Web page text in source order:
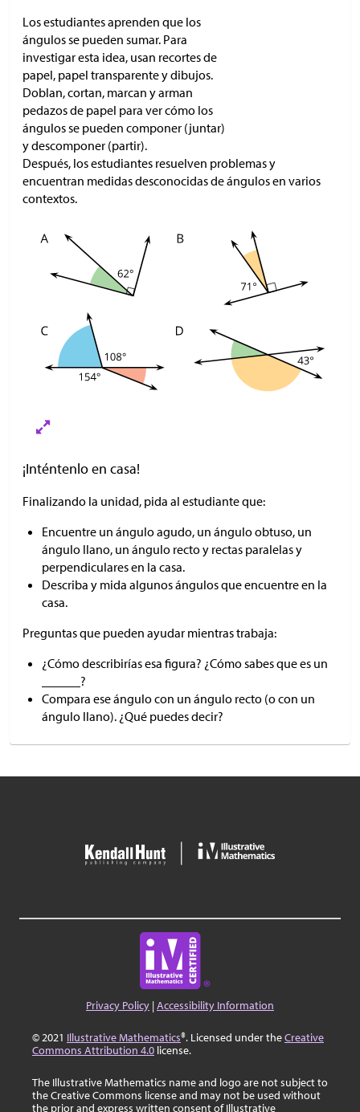
Los estudiantes aprenden que los
ángulos se pueden sumar. Para
investigar esta idea, usan recortes de
papel, papel transparente y dibujos.
Doblan, cortan, marcan y arman
pedazos de papel para ver cómo los
ángulos se pueden componer (juntar)
y descomponer (partir).
Después, los estudiantes resuelven problemas y
encuentran medidas desconocidas de ángulos en varios
contextos.
¡Inténtenlo en casa!
Finalizando la unidad, pida al estudiante que:
Encuentre un ángulo agudo, un ángulo obtuso, un
ángulo llano, un ángulo recto y rectas paralelas y
perpendiculares en la casa.
Describa y mida algunos ángulos que encuentre en la
casa.
Preguntas que pueden ayudar mientras trabaja:
¿Cómo describirías esa figura? ¿Cómo sabes que es un
______?
Compara ese ángulo con un ángulo recto (o con un
ángulo llano). ¿Qué puedes decir?
Privacy Policy |Accessibility Information
© 2021 Illustrative Mathematics®. Licensed under theCreative
Commons Attribution 4.0 license.
The Illustrative Mathematics name and logo are not subject to
the Creative Commons license and may not be used without
the prior and express written consent of Illustrative